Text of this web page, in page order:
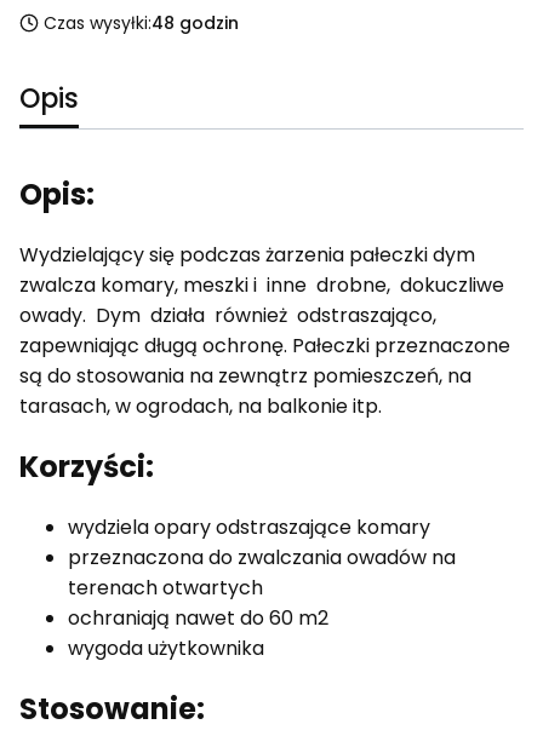
Czas wysyłki:48 godzin
Opis
Opis:
Wydzielający się podczas żarzenia pałeczki dym
zwalcza komary, meszki i inne drobne, dokuczliwe
owady. Dym działa również odstraszająco,
zapewniając długą ochronę. Pałeczki przeznaczone
są do stosowania na zewnątrz pomieszczeń, na
tarasach, w ogrodach, na balkonie itp.
Korzyści:
wydziela opary odstraszające komary
przeznaczona do zwalczania owadów na
terenach otwartych
ochraniają nawet do 60 m2
wygoda użytkownika
Stosowanie: